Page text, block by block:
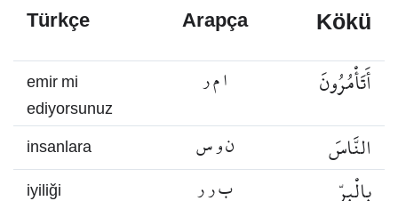
Türkçe Arapça Kökü
emir mi
ediyorsunuz
ا م ر أَتَأْمُرُونَ
insanlara ن و س النَّاسَ
iyiliği ب ر ر بِالْبِرِّ